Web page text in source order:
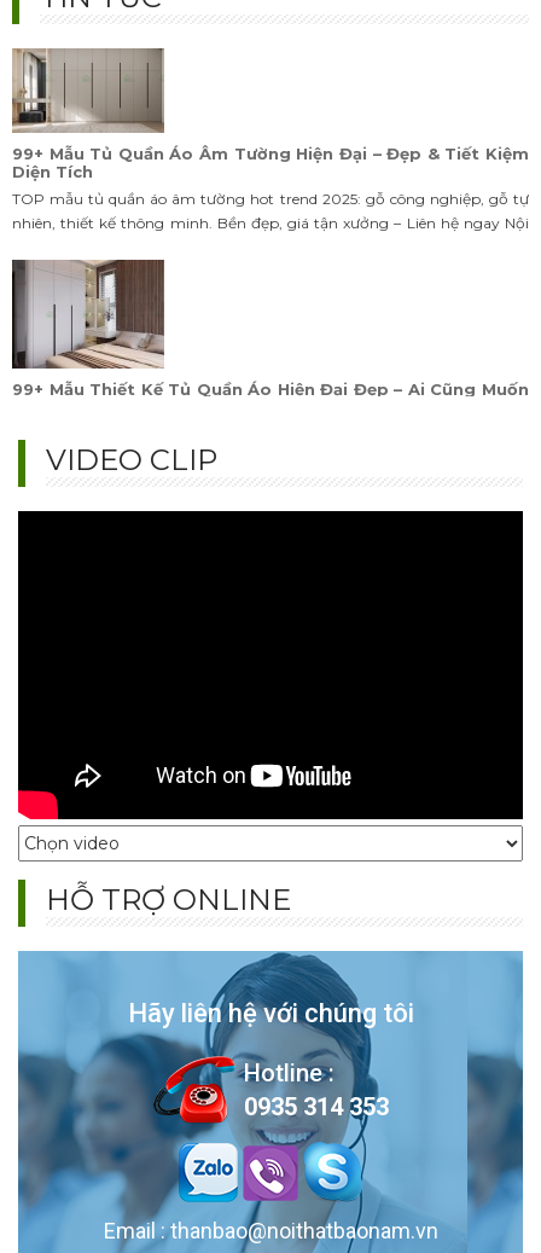
99+ Mẫu Tủ Quần Áo Âm Tường Hiện Đại – Đẹp & Tiết Kiệm
Diện Tích
TOP mẫu tủ quần áo âm tường hot trend 2025: gỗ công nghiệp, gỗ tự
nhiên, thiết kế thông minh. Bền đẹp, giá tận xưởng – Liên hệ ngay Nội
Thất Bảo Nam!
99+ Mẫu Thiết Kế Tủ Quần Áo Hiện Đại Đẹp – Ai Cũng Muốn
Sở Hữu
TOP mẫu tủ quần áo hiện đại hot trend 2025: thiết kế âm tường, cánh
ngay!
Giường Bục Đa Năng Đẹp, Tối Ưu Không Gian Cho Căn Hộ
Nhỏ
Giường bục đa năng đẹp, thiết kế thông minh giúp tối ưu diện tích, lưu
trữ tiện lợi và mang đến không gian phòng ngủ gọn gàng, hiện đại cho
căn hộ nhỏ
Tủ Quần Áo Phòng Ngủ Hiện Đại - Đẹp, Tinh Tế, Tiết Kiệm
Tủ quần áo hiện đại cho gia đình: đẹp, gọn gàng, giá hợp lý. Cập nhật xu
hướng 2025 cho phòng ngủ trẻ trung!
VIDEO CLIP
HỖ TRỢ ONLINE
Hãy liên hệ với chúng tôi
Hotline :
0935 314 353
Email : thanbao@noithatbaonam.vn